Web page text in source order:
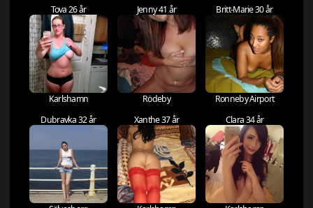
Tova 26 år
Karlshamn
Jenny 41 år
Rödeby
Britt-Marie 30 år
Ronneby Airport
Dubravka 32 år
Xanthe 37 år Clara 34 år